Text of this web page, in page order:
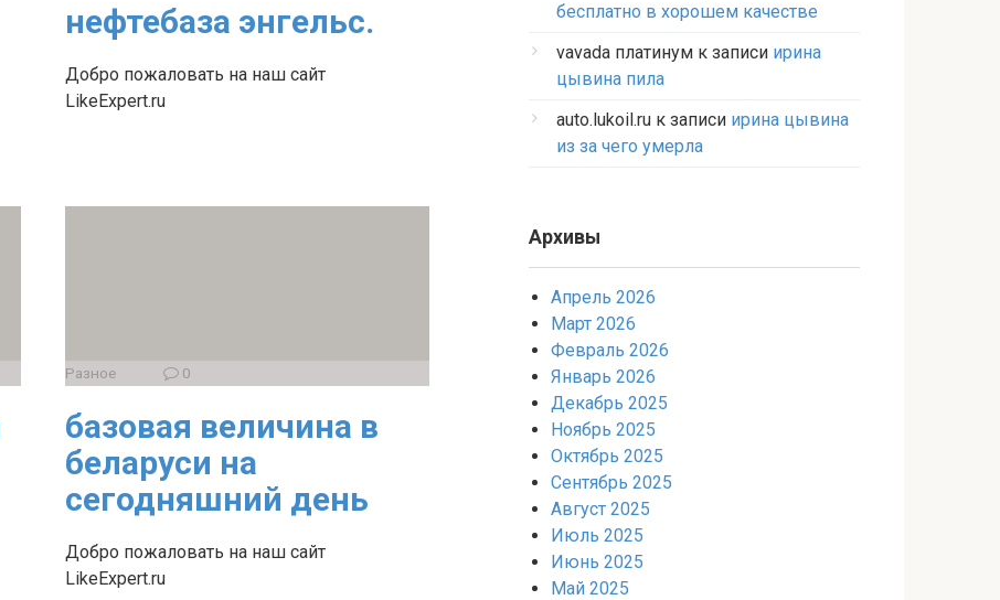
нефтебаза энгельс.
Добро пожаловать на наш сайт
LikeExpert.ru
Разное 0
базовая величина в
беларуси на
сегодняшний день
Добро пожаловать на наш сайт
LikeExpert.ru
бесплатно в хорошем качестве
vavada платинум к записи ирина
цывина пила
auto.lukoil.ru к записи ирина цывина
из за чего умерла
Архивы
Апрель 2026
Март 2026
Февраль 2026
Январь 2026
Декабрь 2025
Ноябрь 2025
Октябрь 2025
Сентябрь 2025
Август 2025
Июль 2025
Июнь 2025
Май 2025